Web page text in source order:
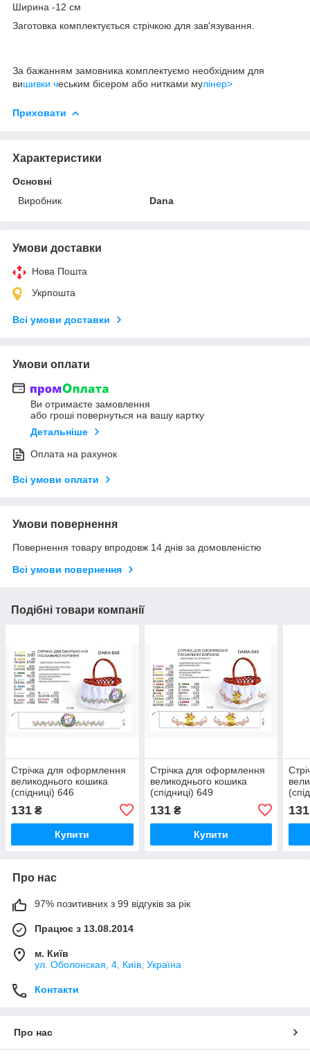
Ширина -12 см
Заготовка комплектується стрічкою для зав'язування.
За бажанням замовника комплектуємо необхідним для
вишивки чеським бісером або нитками мулінеp>
Приховати
Характеристики
Основні
Виробник
Dana
Умови доставки
Нова Пошта
Укрпошта
Всі умови доставки
Умови оплати
Ви отримаєте замовлення
або гроші повернуться на вашу картку
Детальніше
Оплата на рахунок
Всі умови оплати
Умови повернення
Повернення товару впродовж 14 днів за домовленістю
Всі умови повернення
Подібні товари компанії
Стрічка для оформлення
великоднього кошика
(спідниці) 646
131 ₴
Купити
Стрічка для оформлення
великоднього кошика
(спідниці) 649
131₴
Купити
131
Про нас
97% позитивних з 99 відгуків за рік
Працює з 13.08.2014
м. Київ
ул. Оболонская, 4, Київ, Україна
Контакти
Про нас